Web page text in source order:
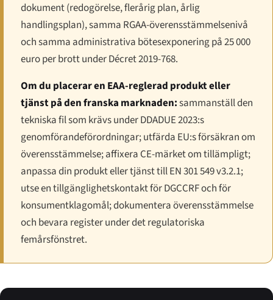
dokument (redogörelse, flerårig plan, årlig
handlingsplan), samma RGAA-överensstämmelsenivå
och samma administrativa bötesexponering på 25 000
euro per brott under Décret 2019-768.
Om du placerar en EAA-reglerad produkt eller
tjänst på den franska marknaden:sammanställ den
tekniska fil som krävs under DDADUE 2023:s
genomförandeförordningar; utfärda EU:s försäkran om
överensstämmelse; affixera CE-märket om tillämpligt;
anpassa din produkt eller tjänst till EN 301 549 v3.2.1;
utse en tillgänglighetskontakt för DGCCRF och för
konsumentklagomål; dokumentera överensstämmelse
och bevara register under det regulatoriska
femårsfönstret.